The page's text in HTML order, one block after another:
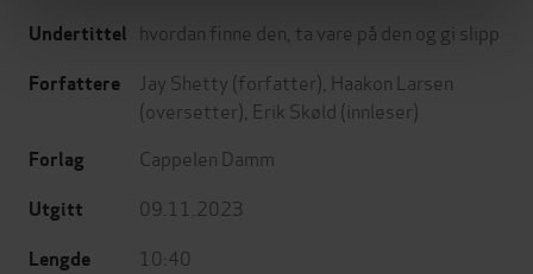
Undertittel hvordan finne den, ta vare på den og gi slipp
Forfattere Jay Shetty (forfatter), Haakon Larsen
(oversetter), Erik Skøld (innleser)
Forlag Cappelen Damm
Utgitt 09.11.2023
Lengde 10:40